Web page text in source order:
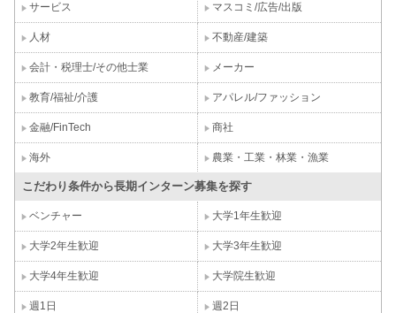
サービス マスコミ/広告/出版
人材 不動産/建築
会計・税理士/その他士業 メーカー
教育/福祉/介護 アパレル/ファッション
金融/FinTech 商社
海外 農業・工業・林業・漁業
こだわり条件から長期インターン募集を探す
ベンチャー 大学1年生歓迎
大学2年生歓迎 大学3年生歓迎
大学4年生歓迎 大学院生歓迎
週1日 週2日